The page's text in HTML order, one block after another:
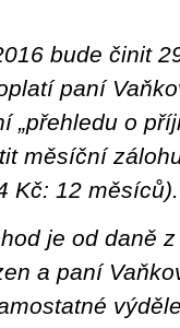
bude činit
paní
„přehledu o
měsíční
Kč: 12 měsíců).
je od daně
a paní